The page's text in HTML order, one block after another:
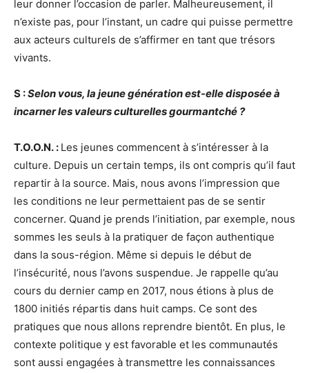
leur donner l’occasion de parler. Malheureusement, il
n’existe pas, pour l’instant, un cadre qui puisse permettre
aux acteurs culturels de s’affirmer en tant que trésors
vivants.
S :Selon vous, la jeune génération est-elle disposée à
incarner les valeurs culturelles gourmantché ?
T.O.O.N. : Les jeunes commencent à s’intéresser à la
culture. Depuis un certain temps, ils ont compris qu’il faut
repartir à la source. Mais, nous avons l’impression que
les conditions ne leur permettaient pas de se sentir
concerner. Quand je prends l’initiation, par exemple, nous
sommes les seuls à la pratiquer de façon authentique
dans la sous-région. Même si depuis le début de
l’insécurité, nous l’avons suspendue. Je rappelle qu’au
cours du dernier camp en 2017, nous étions à plus de
1800 initiés répartis dans huit camps. Ce sont des
pratiques que nous allons reprendre bientôt. En plus, le
contexte politique y est favorable et les communautés
sont aussi engagées à transmettre les connaissances